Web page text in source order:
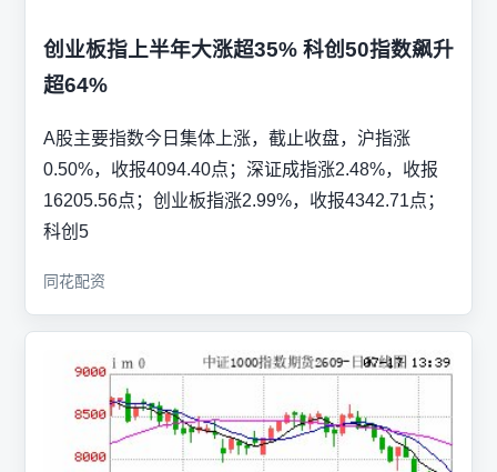
创业板指上半年大涨超35% 科创50指数飙升
超64%
A股主要指数今日集体上涨，截止收盘，沪指涨
0.50%，收报4094.40点；深证成指涨2.48%，收报
16205.56点；创业板指涨2.99%，收报4342.71点；
科创5
同花配资